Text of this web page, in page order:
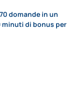
70 domande in un
minuti di bonus per